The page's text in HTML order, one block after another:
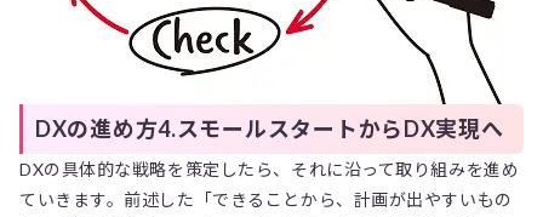
DXの進め方4.スモールスタートからDX実現へ
DXの具体的な戦略を策定したら、それに沿って取り組みを進め
ていきます。前述した「できることから、計画が出やすいもの